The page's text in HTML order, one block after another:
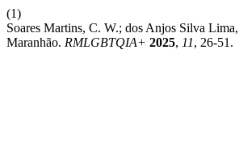
(1)
Soares Martins, C. W.; dos Anjos Silva
Maranhão. RMLGBTQIA+ 2025, 11, 26-51.